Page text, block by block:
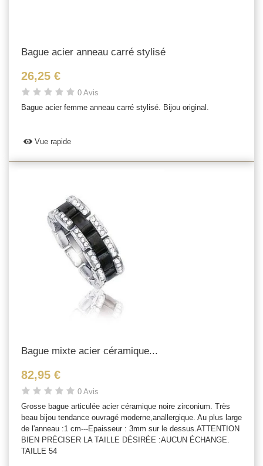
Bague acier anneau carré stylisé
26,25 €
0 Avis
Bague acier femme anneau carré stylisé. Bijou original.
Vue rapide
Bague mixte acier céramique...
82,95 €
0 Avis
Grosse bague articulée acier céramique noire zirconium. Très
beau bijou tendance ouvragé moderne,anallergique. Au plus large
de l'anneau :1 cm---Epaisseur : 3mm sur le dessus.ATTENTION
BIEN PRÉCISER LA TAILLE DÉSIRÉE :AUCUN ÉCHANGE.
TAILLE 54